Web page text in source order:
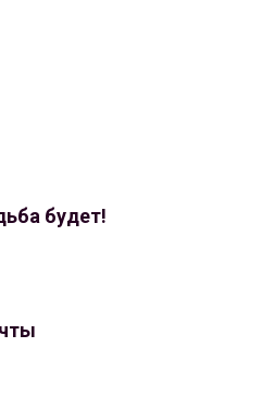
будет!